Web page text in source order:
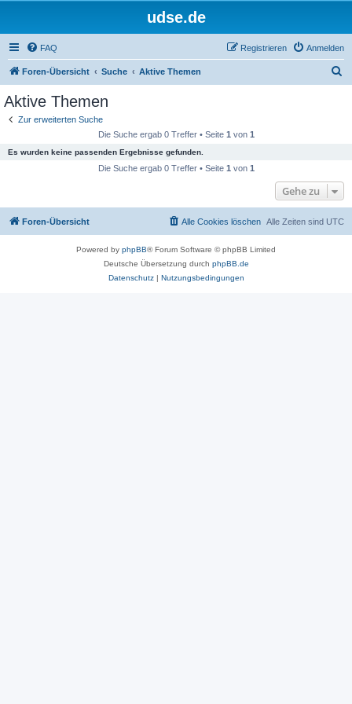
udse.de
FAQ Anmelden
Registrieren
Foren-Übersicht Suche Aktive Themen
Aktive Themen
Zur erweiterten Suche
Die Suche ergab 0 Treffer • Seite 1 von 1
Es wurden keine passenden Ergebnisse gefunden.
Die Suche ergab 0 Treffer • Seite 1 von 1
Gehe zu
Foren-Übersicht Alle Zeiten sind UTC
Alle Cookies löschen
Powered by phpBB® Forum Software © phpBB Limited
Deutsche Übersetzung durch phpBB.de
Datenschutz| Nutzungsbedingungen